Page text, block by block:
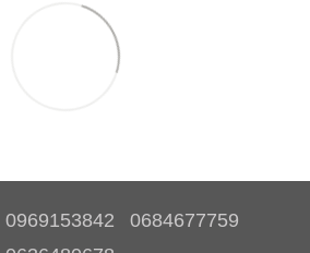
0969153842
0684677759